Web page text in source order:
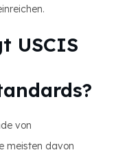
USCIS
von
meisten davon